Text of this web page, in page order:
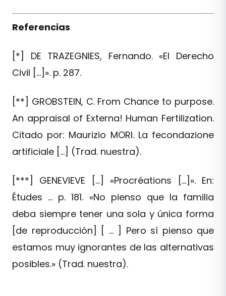
Referencias
[*] DE TRAZEGNIES, Fernando. «El Derecho
Civil […]». p. 287.
[**] GROBSTEIN, C. From Chance to purpose.
An appraisal of Externa! Human Fertilization.
Citado por: Maurizio MORI. La fecondazione
artificiale […] (Trad. nuestra).
[***] GENEVIEVE […] «Procréations […]». En:
Études … p. 181. «No pienso que la familia
deba siempre tener una sola y única forma
[de reproducción] [ … ] Pero sí pienso que
estamos muy ignorantes de las alternativas
posibles.» (Trad. nuestra).